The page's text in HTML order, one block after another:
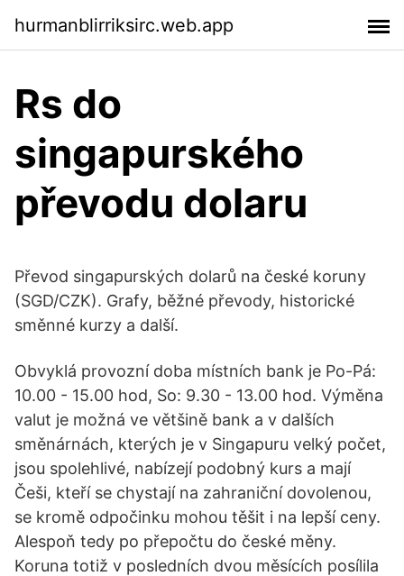
hurmanblirriksirc.web.app
Rs do
singapurského
převodu dolaru
Převod singapurských dolarů na české koruny
(SGD/CZK). Grafy, běžné převody, historické
směnné kurzy a další.
Obvyklá provozní doba místních bank je Po-Pá:
10.00 - 15.00 hod, So: 9.30 - 13.00 hod. Výměna
valut je možná ve většině bank a v dalších
směnárnách, kterých je v Singapuru velký počet,
jsou spolehlivé, nabízejí podobný kurs a mají
Češi, kteří se chystají na zahraniční dovolenou,
se kromě odpočinku mohou těšit i na lepší ceny.
Alespoň tedy po přepočtu do české měny.
Koruna totiž v posledních dvou měsících posílila